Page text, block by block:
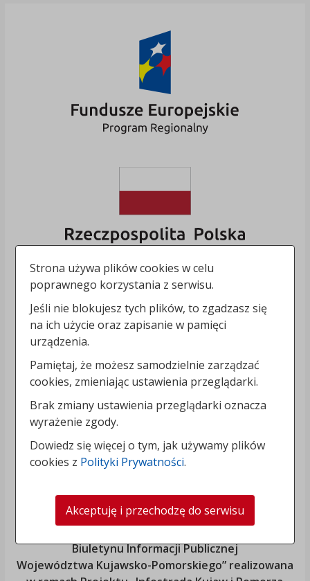
Biuletynu Informacji Publicznej
Województwa Kujawsko-Pomorskiego” realizowana
Strona używa plików cookies w celu
poprawnego korzystania z serwisu.
Jeśli nie blokujesz tych plików, to zgadzasz się
na ich użycie oraz zapisanie w pamięci
urządzenia.
Pamiętaj, że możesz samodzielnie zarządzać
cookies, zmieniając ustawienia przeglądarki.
Brak zmiany ustawienia przeglądarki oznacza
wyrażenie zgody.
Dowiedz się więcej o tym, jak używamy plików
cookies z Polityki Prywatności.
Akceptuję i przechodzę do serwisu